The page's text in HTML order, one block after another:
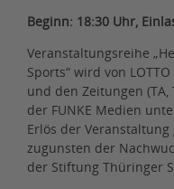
Beginn: 18:30 Uhr,
Veranstaltungsreihe
Sports“ wird von
und den Zeitungen (TA,
der FUNKE Medien
Erlös der Veranstaltung
zugunsten der
der Stiftung Thüringer